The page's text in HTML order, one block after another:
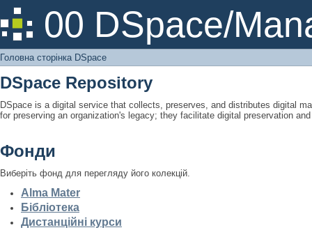
00 DSpace/
Головна сторінка DSpace
Головна сторінка DSpace
DSpace Repository
DSpace is a digital service that collects, preserves, and distributes digital
for preserving an organization's legacy; they facilitate digital preservation
Фонди
Виберіть фонд для перегляду його колекцій.
Alma Mater
Бібліотека
Дистанційні курси